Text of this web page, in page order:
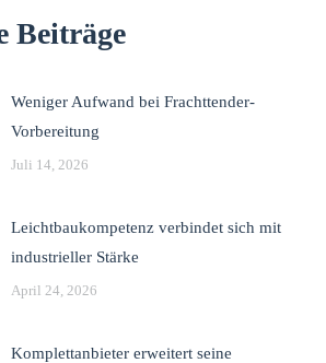
Beiträge
Weniger Aufwand bei Frachttender-
Vorbereitung
Juli 14, 2026
Leichtbaukompetenz verbindet sich mit
industrieller Stärke
April 24, 2026
Komplettanbieter erweitert seine